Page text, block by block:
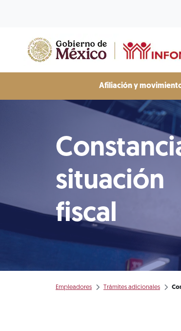
Afiliación y
situación
fiscal
Empleadores Trámites adicionales